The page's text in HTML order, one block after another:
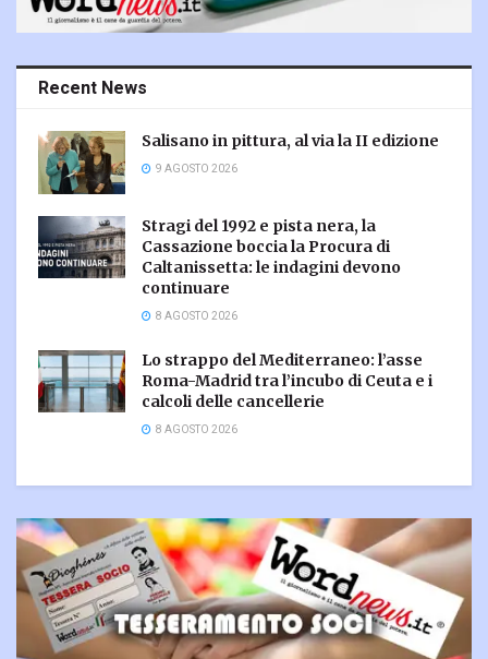
Recent News
Salisano in pittura, al via la II edizione
9 AGOSTO 2026
Stragi del 1992 e pista nera, la
Cassazione boccia la Procura di
Caltanissetta: le indagini devono
continuare
8 AGOSTO 2026
Lo strappo del Mediterraneo: l’asse
Roma-Madrid tra l’incubo di Ceuta e i
calcoli delle cancellerie
8 AGOSTO 2026